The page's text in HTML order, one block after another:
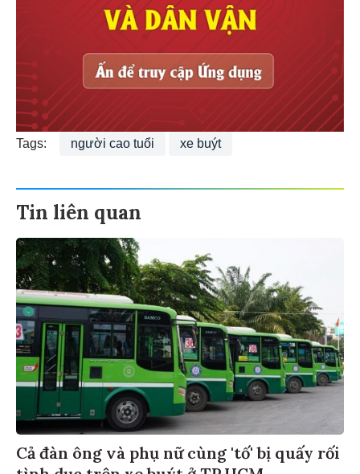
Tags: người cao tuổi xe buýt
Tin liên quan
Cả đàn ông và phụ nữ cùng 'tố' bị quấy rối